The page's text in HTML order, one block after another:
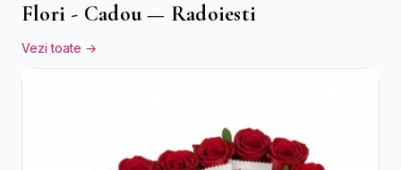
Flori - Cadou — Radoiesti
Vezi toate →